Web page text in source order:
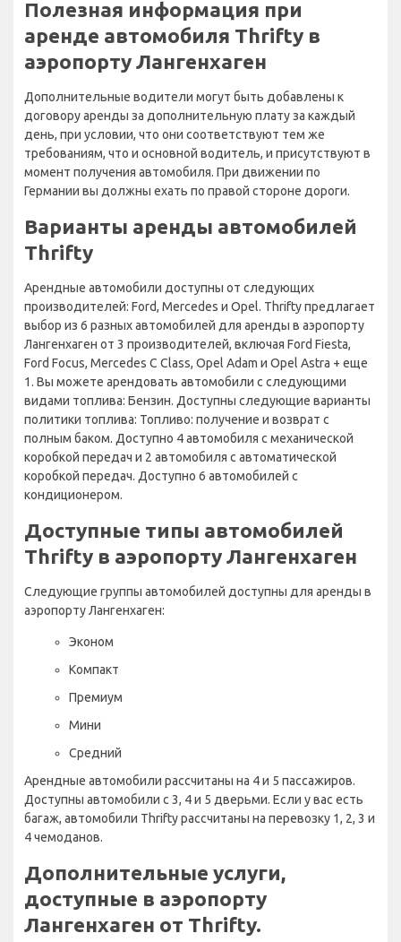
Полезная информация при
аренде автомобиля Thrifty в
аэропорту Лангенхаген
Дополнительные водители могут быть добавлены к
договору аренды за дополнительную плату за каждый
день, при условии, что они соответствуют тем же
требованиям, что и основной водитель, и присутствуют в
момент получения автомобиля. При движении по
Германии вы должны ехать по правой стороне дороги.
Варианты аренды автомобилей
Thrifty
Арендные автомобили доступны от следующих
производителей: Ford, Mercedes и Opel. Thrifty предлагает
выбор из 6 разных автомобилей для аренды в аэропорту
Лангенхаген от 3 производителей, включая Ford Fiesta,
Ford Focus, Mercedes C Class, Opel Adam и Opel Astra + еще
1. Вы можете арендовать автомобили с следующими
видами топлива: Бензин. Доступны следующие варианты
политики топлива: Топливо: получение и возврат с
полным баком. Доступно 4 автомобиля с механической
коробкой передач и 2 автомобиля с автоматической
коробкой передач. Доступно 6 автомобилей с
кондиционером.
Доступные типы автомобилей
Thrifty в аэропорту Лангенхаген
Следующие группы автомобилей доступны для аренды в
аэропорту Лангенхаген:
Эконом
Компакт
Премиум
Мини
Средний
Арендные автомобили рассчитаны на 4 и 5 пассажиров.
Доступны автомобили с 3, 4 и 5 дверьми. Если у вас есть
багаж, автомобили Thrifty рассчитаны на перевозку 1, 2, 3 и
4 чемоданов.
Дополнительные услуги,
доступные в аэропорту
Лангенхаген от Thrifty.